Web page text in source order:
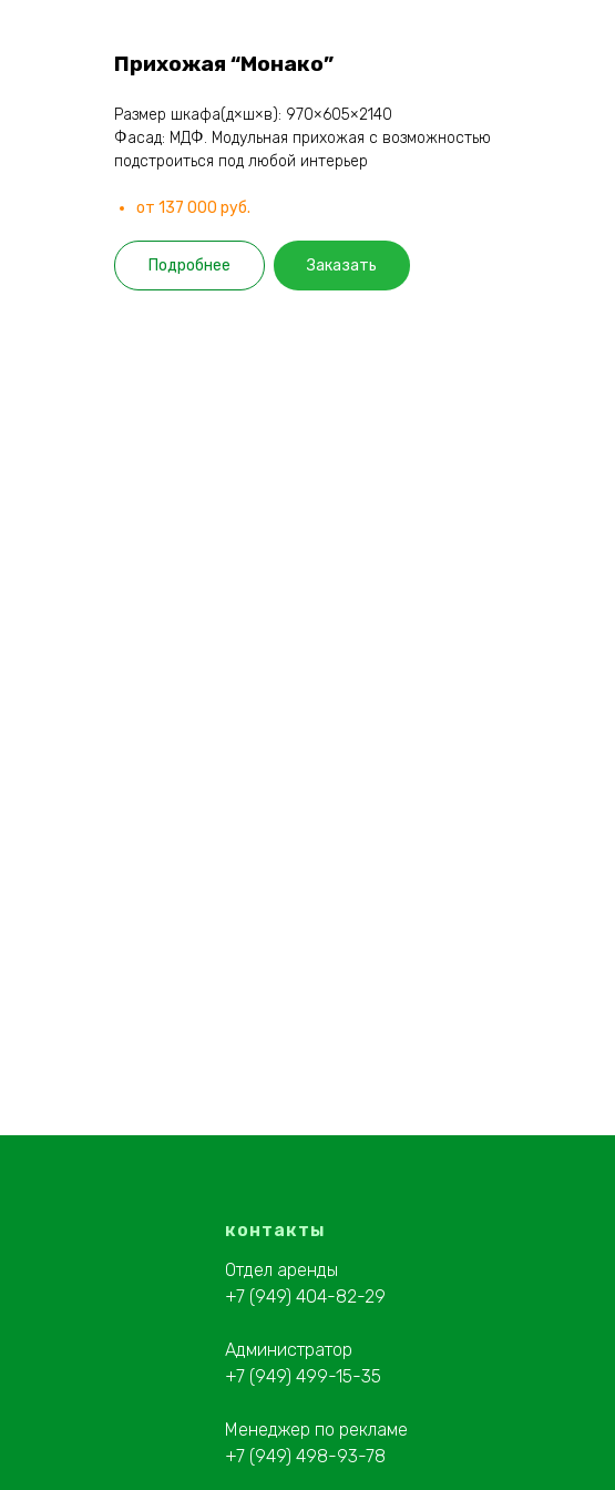
Прихожая “Монако”
Размер шкафа(д×ш×в): 970×605×2140
Фасад: МДФ. Модульная прихожая с возможностью
подстроиться под любой интерьер
от 137 000 руб.
Подробнее Заказать
контакты
Отдел аренды
+7 (949) 404-82-29
Администратор
+7 (949) 499-15-35
Менеджер по рекламе
+7 (949) 498-93-78